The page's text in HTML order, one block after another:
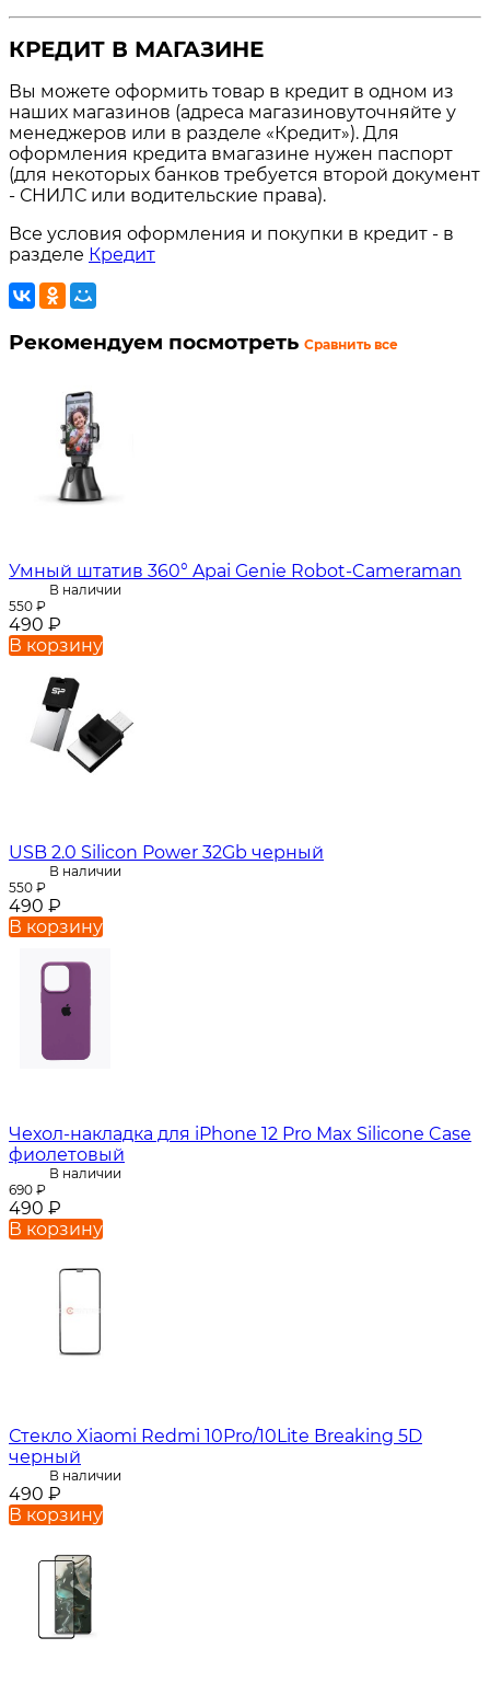
КРЕДИТ В МАГАЗИНЕ
Вы можете оформить товар в кредит в одном из
наших магазинов (адреса магазиновуточняйте у
менеджеров или в разделе «Кредит»). Для
оформления кредита вмагазине нужен паспорт
(для некоторых банков требуется второй документ
- СНИЛС или водительские права).
Все условия оформления и покупки в кредит - в
разделе Кредит
Рекомендуем посмотреть Сравнить все
Умный штатив 360° Apai Genie Robot-Cameraman
В наличии
550 ₽
490 ₽
В корзину
USB 2.0 Silicon Power 32Gb черный
В наличии
550 ₽
490 ₽
В корзину
Чехол-накладка для iPhone 12 Pro Max Silicone Case
фиолетовый
В наличии
690 ₽
490 ₽
В корзину
Стекло Xiaomi Redmi 10Pro/10Lite Breaking 5D
черный
В наличии
490 ₽
В корзину